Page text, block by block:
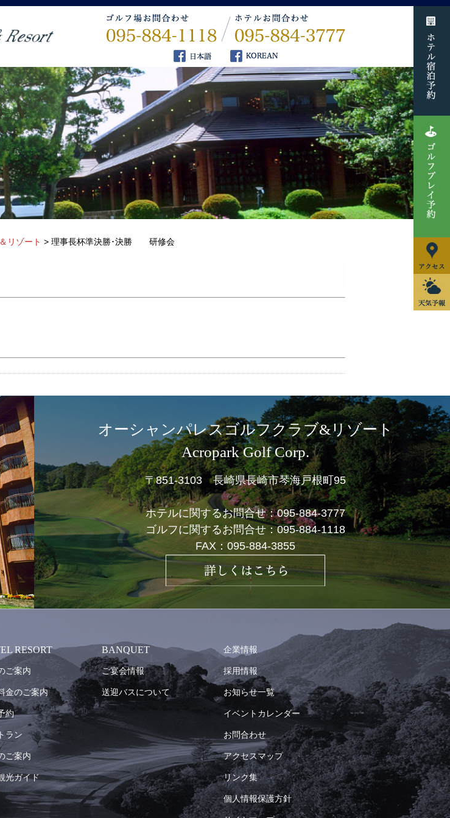
リゾート > 理事長杯準決勝･決勝 研修会
オーシャンパレスゴルフクラブ&リゾート
Acropark Golf Corp.
〒851-3103 長崎県長崎市琴海戸根町95
ホテルに関するお問合せ：095-884-3777
ゴルフに関するお問合せ：095-884-1118
FAX：095-884-3855
RESORT
ご案内
金のご案内
約
ラン
ご案内
光ガイド
BANQUET
ご宴会情報
送迎バスについて
企業情報
採用情報
お知らせ一覧
イベントカレンダー
お問合わせ
アクセスマップ
リンク集
個人情報保護方針